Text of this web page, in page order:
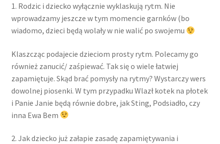
1. Rodzic i dziecko wyłącznie wyklaskują rytm. Nie
wprowadzamy jeszcze w tym momencie garnków (bo
wiadomo, dzieci będą wolały w nie walić po swojemu
Klaszcząc podajecie dzieciom prosty rytm. Polecamy go
również zanucić/ zaśpiewać. Tak się o wiele łatwiej
zapamiętuje. Skąd brać pomysły na rytmy? Wystarczy wers
dowolnej piosenki. W tym przypadku Wlazł kotek na płotek
i Panie Janie będą równie dobre, jak Sting, Podsiadło, czy
inna Ewa Bem
2. Jak dziecko już załapie zasadę zapamiętywania i